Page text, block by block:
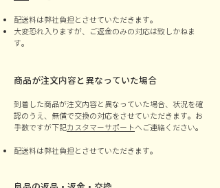
配送料は弊社負担とさせていただきます。
大変恐れ入りますが、ご返金のみの対応は致しかねま
す。
商品が注文内容と異なっていた場合
到着した商品が注文内容と異なっていた場合、状況を確
認のうえ、無償で交換の対応をさせていただきます。お
手数ですが下記カスタマーサポートへご連絡ください。
配送料は弊社負担とさせていただきます。